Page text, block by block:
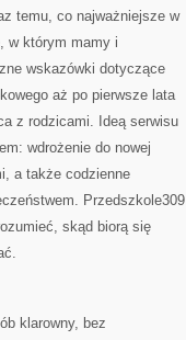
temu, co najważniejsze w
w którym mamy i
wskazówki dotyczące
aż po pierwsze lata
z rodzicami. Ideą serwisu
wdrożenie do nowej
a także codzienne
Przedszkole309
skąd biorą się
klarowny, bez